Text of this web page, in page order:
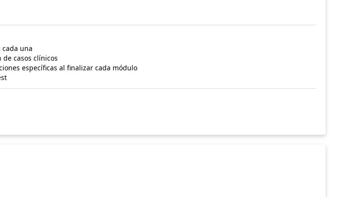
una
casos clínicos
específicas al finalizar cada módulo